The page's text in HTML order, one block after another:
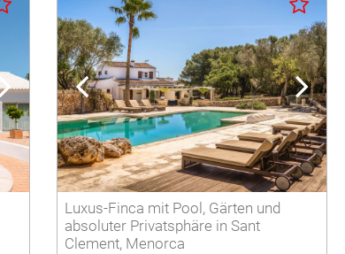
Winterferien
Löschen
Luxus-Finca mit Pool, Gärten und
absoluter Privatsphäre in Sant
Clement, Menorca